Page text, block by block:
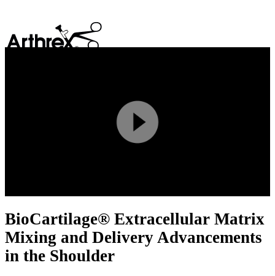
Play
Video
BioCartilage® Extracellular Matrix
Mixing and Delivery Advancements
in the Shoulder